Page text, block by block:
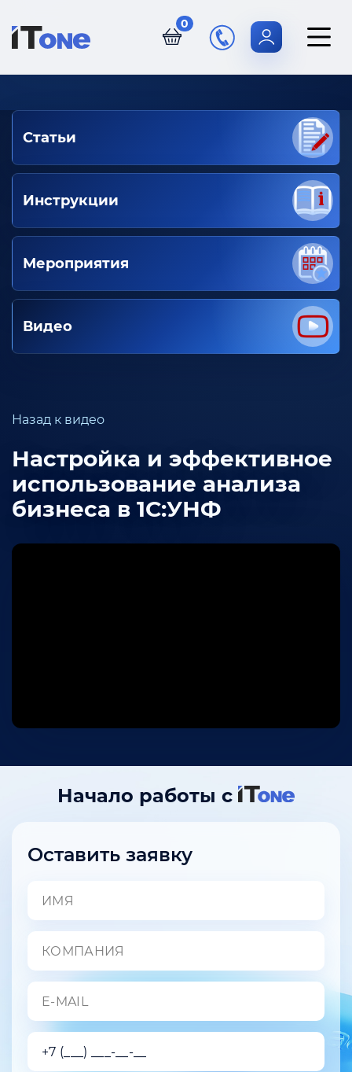
0
Статьи
Инструкции
Мероприятия
Видео
Назад к видео
Настройка и эффективное
использование анализа
бизнеса в 1С:УНФ
Начало работы с
Оставить заявку